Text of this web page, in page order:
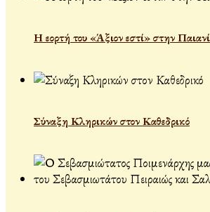
Η εορτή του «Άξιον εστί» στην
Σύναξη Κληρικών στον Καθεδρικό